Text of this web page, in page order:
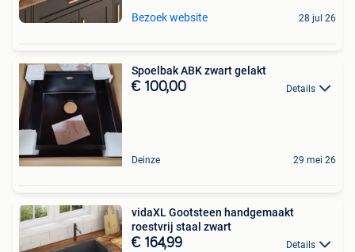
Bezoek website 28 jul 26
Spoelbak ABK zwart gelakt
€ 100,00 Details
Deinze 29 mei 26
vidaXL Gootsteen handgemaakt
roestvrij staal zwart
€ 164,99 Details